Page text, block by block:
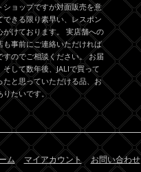
ショップですが対面販売を意
できる限り素早い、レスポン
がけております。 実店舗への
も事前にご連絡いただければ
すのでご相談ください。 お届
そして数年後、JALIで買って
たと思っていただける品、お
りたいです。
ム マイアカウント お問い合わせ